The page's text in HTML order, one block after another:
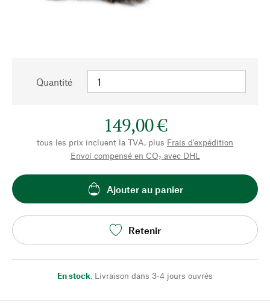
Quantité
149,00 €
tous les prix incluent la TVA, plus Frais d'expédition
Envoi compensé en CO₂ avec DHL
Ajouter au panier
Retenir
En stock, Livraison dans 3-4 jours ouvrés